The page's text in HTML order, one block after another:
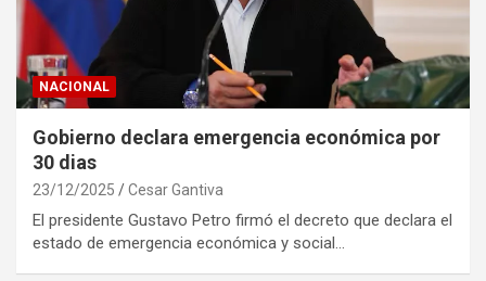
NACIONAL
Gobierno declara emergencia económica por
30 dias
23/12/2025 Cesar Gantiva
El presidente Gustavo Petro firmó el decreto que declara el
estado de emergencia económica y social…